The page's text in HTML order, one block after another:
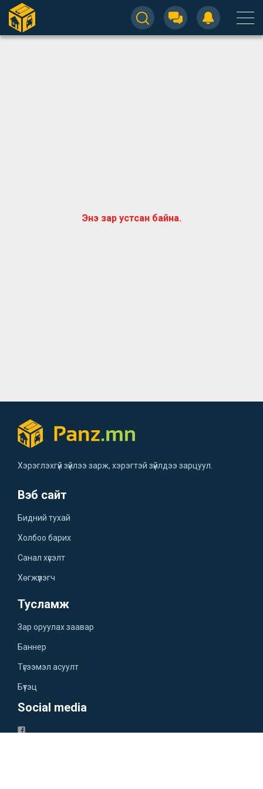
Энэ зар устсан байна.
Хэрэглэхгүй зүйлээ зарж, хэрэгтэй зүйлдээ зарцуул.
Вэб сайт
Бидний тухай
Холбоо барих
Санал хүсэлт
Хөгжүүлэгч
Тусламж
Зар оруулах заавар
Баннер
Түгээмэл асуулт
Бүтэц
Social media